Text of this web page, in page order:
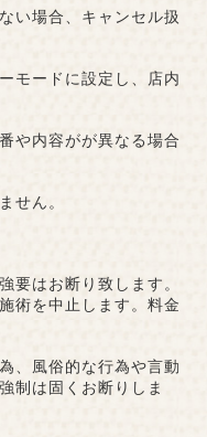
い場合、キャンセル扱
モードに設定し、店内
や内容がが異なる場合
せん。
要はお断り致します。
術を中止します。料金
、風俗的な行為や言動
制は固くお断りしま